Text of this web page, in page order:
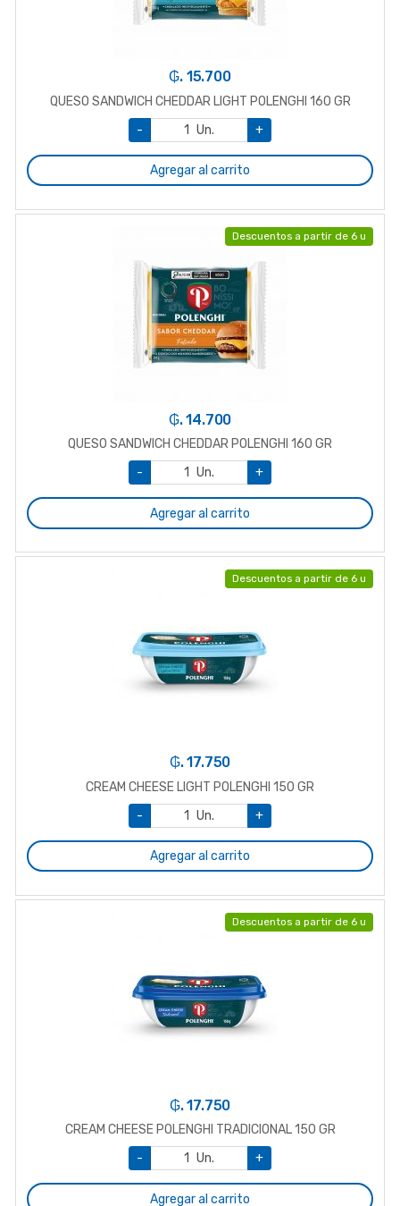
₲. 15.700
QUESO SANDWICH CHEDDAR LIGHT POLENGHI 160 GR
-
Un. +
Agregar al carrito
Descuentos a partir de 6 u
₲. 14.700
QUESO SANDWICH CHEDDAR POLENGHI 160 GR
-
Un. +
Agregar al carrito
Descuentos a partir de 6 u
₲. 17.750
CREAM CHEESE LIGHT POLENGHI 150 GR
-
Un. +
Agregar al carrito
Descuentos a partir de 6 u
₲. 17.750
CREAM CHEESE POLENGHI TRADICIONAL 150 GR
-
Un. +
Agregar al carrito